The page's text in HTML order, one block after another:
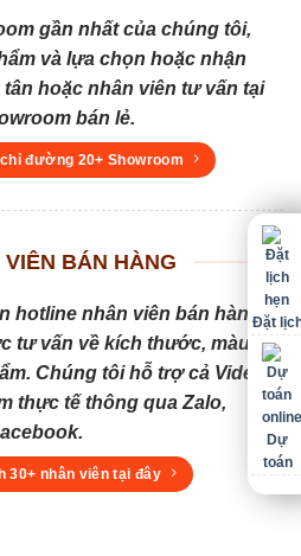
gần nhất của chúng tôi,
và lựa chọn hoặc nhận
hoặc nhân viên tư vấn tại
bán lẻ.
đường 20+ Showroom
BÁN HÀNG
hotline nhân viên bán hàng
tư vấn về kích thước, màu
Chúng tôi hỗ trợ cả Video
thực tế thông qua Zalo,
30+ nhân viên tại đây
Đặt
Dự
toán